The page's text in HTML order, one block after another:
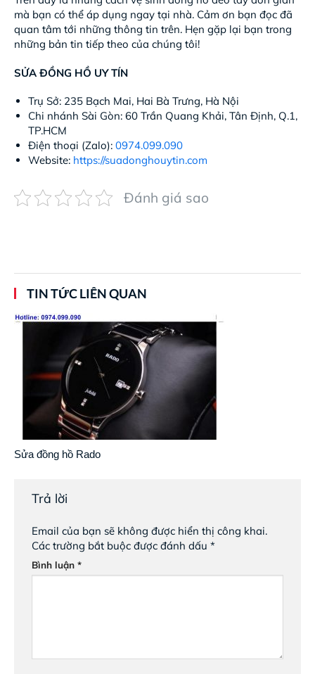
mà bạn có thể áp dụng ngay tại nhà. Cảm ơn bạn đọc đã
quan tâm tới những thông tin trên. Hẹn gặp lại bạn trong
những bản tin tiếp theo của chúng tôi!
SỬA ĐỒNG HỒ UY TÍN
Trụ Sở: 235 Bạch Mai, Hai Bà Trưng, Hà Nội
Chi nhánh Sài Gòn: 60 Trần Quang Khải, Tân Định, Q.1,
TP.HCM
Điện thoại (Zalo): 0974.099.090
Website: https://suadonghouytin.com
Đánh giá sao
TIN TỨC LIÊN QUAN
Sửa đồng hồ Rado
Trả lời
Email của bạn sẽ không được hiển thị công khai.
Các trường bắt buộc được đánh dấu *
Bình luận *